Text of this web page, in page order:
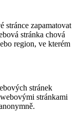
stránce zapamatovat
stránka chová
region, ve kterém
stránek
stránkami